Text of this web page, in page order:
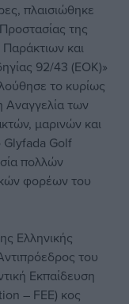
πλαισιώθηκε
της
και
92/43 (ΕΟΚ)»
το κυρίως
Αναγγελία των
μαρινών και
Glyfada Golf
πολλών
φορέων του
Ελληνικής
του
Εκπαίδευση
– FEE) κος